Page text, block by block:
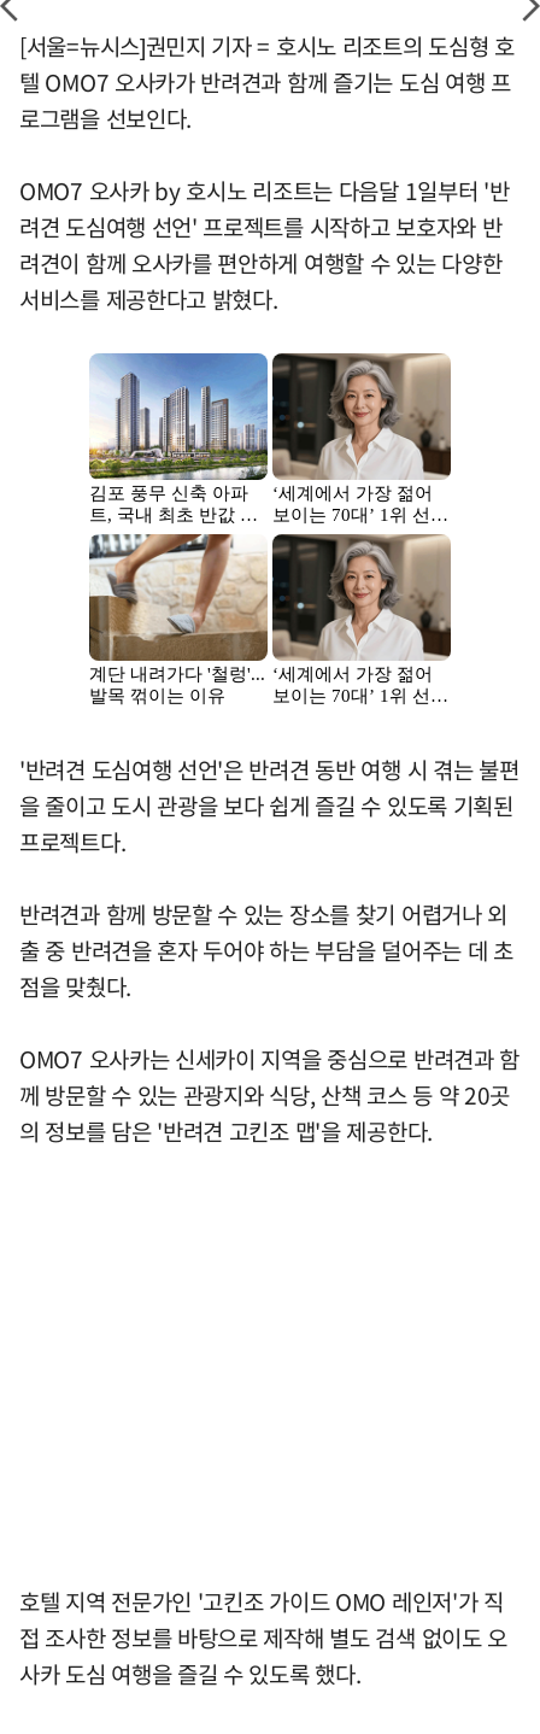
[서울=뉴시스]권민지 기자 = 호시노 리조트의 도심형 호
텔 OMO7 오사카가 반려견과 함께 즐기는 도심 여행 프
로그램을 선보인다.
OMO7 오사카 by 호시노 리조트는 다음달 1일부터 '반
려견 도심여행 선언' 프로젝트를 시작하고 보호자와 반
려견이 함께 오사카를 편안하게 여행할 수 있는 다양한
서비스를 제공한다고 밝혔다.
'반려견 도심여행 선언'은 반려견 동반 여행 시 겪는 불편
을 줄이고 도시 관광을 보다 쉽게 즐길 수 있도록 기획된
프로젝트다.
반려견과 함께 방문할 수 있는 장소를 찾기 어렵거나 외
출 중 반려견을 혼자 두어야 하는 부담을 덜어주는 데 초
점을 맞췄다.
OMO7 오사카는 신세카이 지역을 중심으로 반려견과 함
께 방문할 수 있는 관광지와 식당, 산책 코스 등 약 20곳
의 정보를 담은 '반려견 고킨조 맵'을 제공한다.
호텔 지역 전문가인 '고킨조 가이드 OMO 레인저'가 직
접 조사한 정보를 바탕으로 제작해 별도 검색 없이도 오
사카 도심 여행을 즐길 수 있도록 했다.